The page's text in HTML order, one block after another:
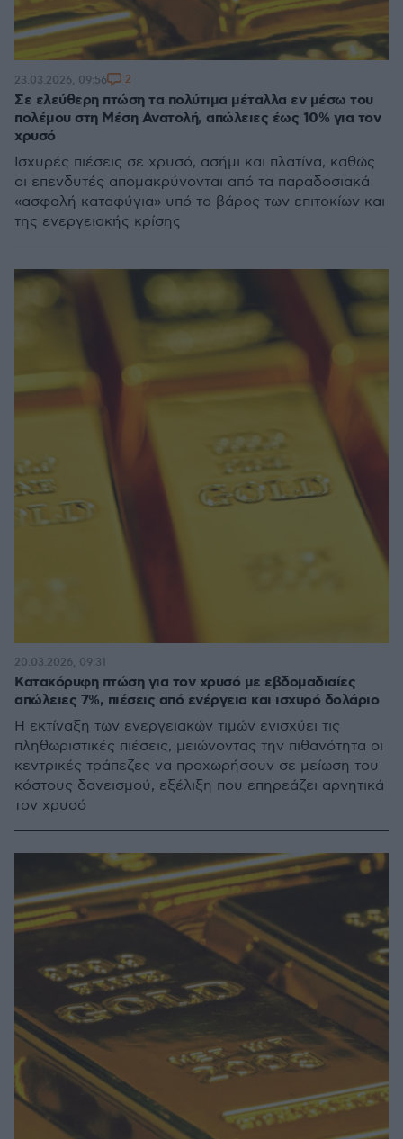
Σε ελεύθερη πτώση τα πολύτιμα μέταλλα εν μέσω του
πολέμου στη Μέση Ανατολή, απώλειες έως 10% για τον
χρυσό
Ισχυρές πιέσεις σε χρυσό, ασήμι και πλατίνα, καθώς
οι επενδυτές απομακρύνονται από τα παραδοσιακά
«ασφαλή καταφύγια» υπό το βάρος των επιτοκίων και
της ενεργειακής κρίσης
23.03.2026, 09:56 2
Κατακόρυφη πτώση για τον χρυσό με εβδομαδιαίες
απώλειες 7%, πιέσεις από ενέργεια και ισχυρό δολάριο
Η εκτίναξη των ενεργειακών τιμών ενισχύει τις
πληθωριστικές πιέσεις, μειώνοντας την πιθανότητα οι
κεντρικές τράπεζες να προχωρήσουν σε μείωση του
κόστους δανεισμού, εξέλιξη που επηρεάζει αρνητικά
τον χρυσό
20.03.2026, 09:31